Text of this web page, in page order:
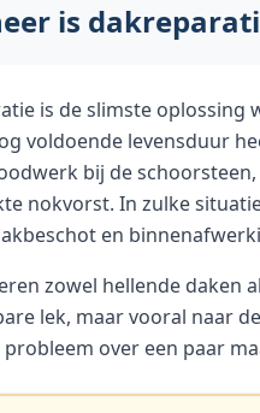
is
is de slimste oplossing
voldoende levensduur
bij de
nokvorst. In zulke
en
zowel hellende daken
lek, maar vooral naar
over een paar